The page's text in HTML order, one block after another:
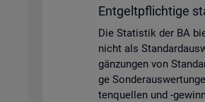
Ent­gelt­pflich­ti­ge
Die Sta­tis­tik der BA
nicht als
gän­zun­gen von
ge
ten­quel­len und -